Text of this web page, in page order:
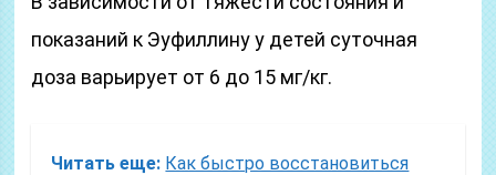
показаний к Эуфиллину у детей суточная
доза варьирует от 6 до 15 мг/кг.
Читать еще: Как быстро восстановиться